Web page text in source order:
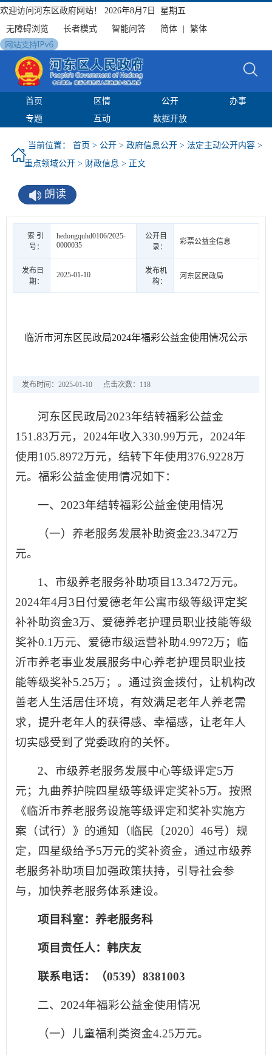
欢迎访问河东区政府网站！
2026年8月7日 星期五
无障碍浏览
长者模式 智能问答 简体 繁体
首页 区情 公开
办事
专题
互动 数据开放
当前位置： 首页 > 公开 > 政府信息公开 > 法定主动公开内容 >
重点领域公开 > 财政信息 > 正文
朗读
索 引
号：
hedongquhd0106/2025-
0000035
公开目
录：
彩票公益金信息
发布日
期：
2025-01-10
发布机
构：
河东区民政局
临沂市河东区民政局2024年福彩公益金使用情况公示
发布时间：2025-01-10 点击次数： 118
河东区民政局2023年结转福彩公益金
151.83万元，2024年收入330.99万元，2024年
使用105.8972万元，结转下年使用376.9228万
元。福彩公益金使用情况如下：
一、2023年结转福彩公益金使用情况
（一）养老服务发展补助资金23.3472万
元。
1、市级养老服务补助项目13.3472万元。
2024年4月3日付爱德老年公寓市级等级评定奖
补补助资金3万、爱德养老护理员职业技能等级
奖补0.1万元、爱德市级运营补助4.9972万；临
沂市养老事业发展服务中心养老护理员职业技
能等级奖补5.25万；。通过资金拨付，让机构改
善老人生活居住环境，有效满足老年人养老需
求，提升老年人的获得感、幸福感，让老年人
切实感受到了党委政府的关怀。
2、市级养老服务发展中心等级评定5万
元；九曲养护院四星级等级评定奖补5万。按照
《临沂市养老服务设施等级评定和奖补实施方
案（试行）》的通知（临民〔2020〕46号）规
定，四星级给予5万元的奖补资金，通过市级养
老服务补助项目加强政策扶持，引导社会参
与，加快养老服务体系建设。
项目科室：养老服务科
项目责任人：韩庆友
联系电话：（0539）8381003
二、2024年福彩公益金使用情况
（一）儿童福利类资金4.25万元。